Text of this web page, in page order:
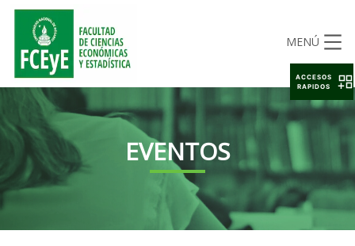
MENÚ
EVENTOS
ACCESOS
RAPIDOS